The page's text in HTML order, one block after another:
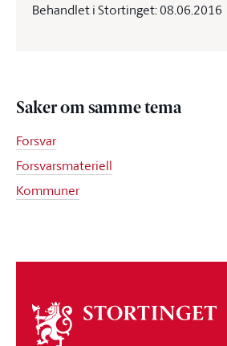
Behandlet i Stortinget: 08.06.2016
Saker om samme tema
Forsvar
Forsvarsmateriell
Kommuner
Om
stortinget